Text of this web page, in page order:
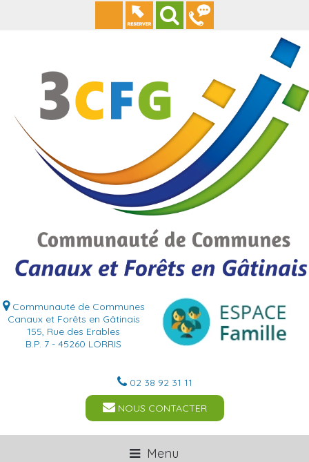
02 38 92 31 11
NOUS CONTACTER
Communauté de Communes
Canaux et Forêts en Gâtinais
155, Rue des Erables
B.P. 7 - 45260 LORRIS
Menu